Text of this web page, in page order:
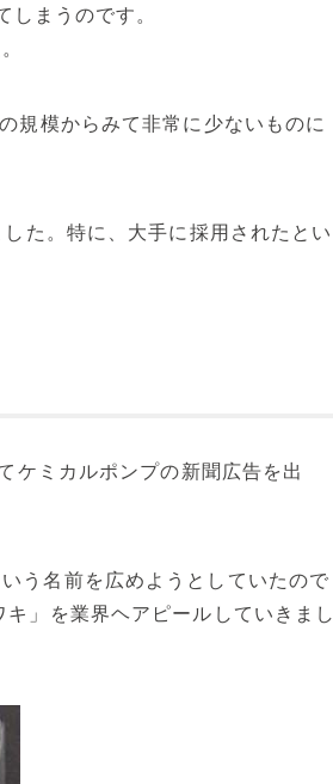
まうのです。
規模からみて非常に少ないものに
た。特に、大手に採用されたとい
ケミカルポンプの新聞広告を出
う名前を広めようとしていたので
」を業界ヘアピールしていきまし